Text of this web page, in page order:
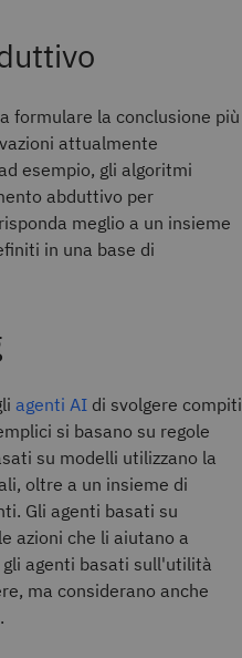
formulare la conclusione più
attualmente
esempio, gli algoritmi
abduttivo per
meglio a un insieme
in una base di
agenti AI di svolgere compiti
si basano su regole
su modelli utilizzano la
oltre a un insieme di
Gli agenti basati su
azioni che li aiutano a
agenti basati sull'utilità
ma considerano anche